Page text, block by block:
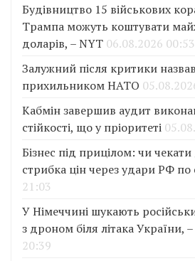
Будівництво 15 військових
Трампа можуть коштувати
доларів, – NYT 06.08.2026 00:53
Залужний після критики
прихильником НАТО
Кабмін завершив аудит
стійкості, що у пріоритеті
Бізнес під прицілом: чи
стрибка цін через удари РФ по
21:03
У Німеччині шукають
з дроном біля літака України,
20:39